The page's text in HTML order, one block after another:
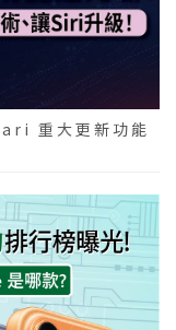
重大更新功能